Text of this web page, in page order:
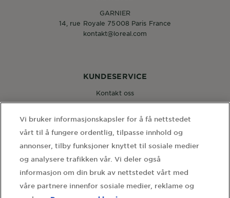
KUNDESERVICE
Kontakt oss
FØLG OSS
GARNIER
14, rue Royale 75008 Paris France
kontakt@loreal.com
Vi bruker informasjonskapsler for å få nettstedet
vårt til å fungere ordentlig, tilpasse innhold og
annonser, tilby funksjoner knyttet til sosiale medier
og analysere trafikken vår. Vi deler også
informasjon om din bruk av nettstedet vårt med
våre partnere innenfor sosiale medier, reklame og